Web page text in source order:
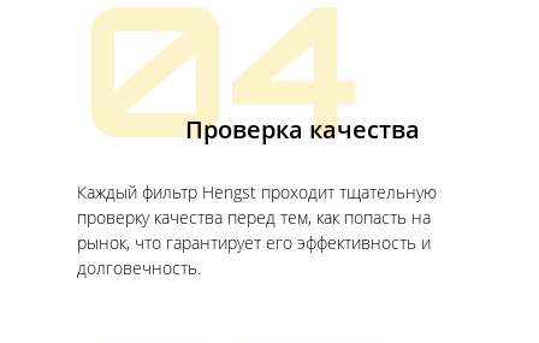
04
Проверка качества
Каждый фильтр Hengst проходит тщательную
проверку качества перед тем, как попасть на
рынок, что гарантирует его эффективность и
долговечность.